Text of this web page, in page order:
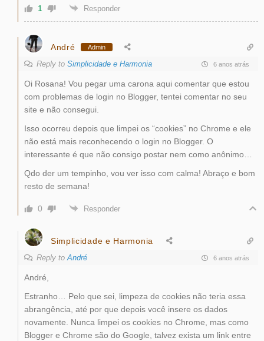
1 Responder
André Admin
Reply to Simplicidade e Harmonia 6 anos atrás
Oi Rosana! Vou pegar uma carona aqui comentar que estou
com problemas de login no Blogger, tentei comentar no seu
site e não consegui.
Isso ocorreu depois que limpei os “cookies” no Chrome e ele
não está mais reconhecendo o login no Blogger. O
interessante é que não consigo postar nem como anônimo…
Qdo der um tempinho, vou ver isso com calma! Abraço e bom
resto de semana!
0 Responder
Simplicidade e Harmonia
Reply toAndré 6 anos atrás
André,
Estranho… Pelo que sei, limpeza de cookies não teria essa
abrangência, até por que depois você insere os dados
novamente. Nunca limpei os cookies no Chrome, mas como
Blogger e Chrome são do Google, talvez exista um link entre